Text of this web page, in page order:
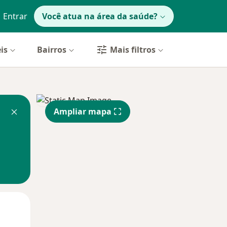
Entrar Você atua na área da saúde?
Bairros Mais filtros
Ampliar mapa